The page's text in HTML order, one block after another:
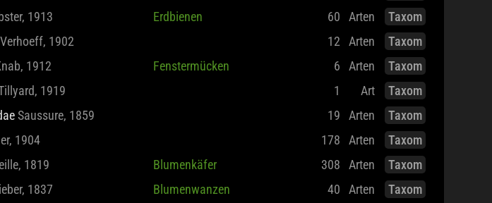
1913 Erdbienen 60 Arten
Taxom
Verhoeff, 1902 12 Arten
Taxom
1912 Fenstermücken 6 Arten
Taxom
1919 1 Art
Taxom
Saussure, 1859 19 Arten
Taxom
1904 178 Arten
Taxom
1819 Blumenkäfer 308 Arten
Taxom
1837 Blumenwanzen 40 Arten
Taxom